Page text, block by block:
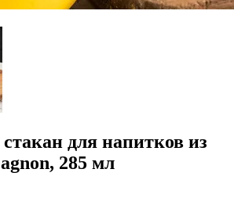
для напитков из
285 мл